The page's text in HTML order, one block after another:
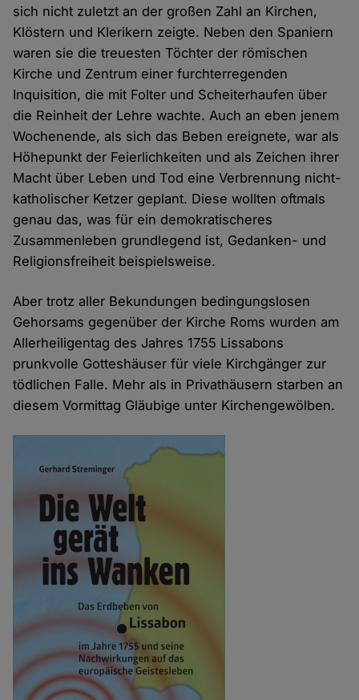
sich nicht zuletzt an der großen Zahl an Kirchen,
Klöstern und Klerikern zeigte. Neben den Spaniern
waren sie die treuesten Töchter der römischen
Kirche und Zentrum einer furchterregenden
Inquisition, die mit Folter und Scheiterhaufen über
die Reinheit der Lehre wachte. Auch an eben jenem
Wochenende, als sich das Beben ereignete, war als
Höhepunkt der Feierlichkeiten und als Zeichen ihrer
Macht über Leben und Tod eine Verbrennung nicht-
katholischer Ketzer geplant. Diese wollten oftmals
genau das, was für ein demokratischeres
Zusammenleben grundlegend ist, Gedanken- und
Religionsfreiheit beispielsweise.
Aber trotz aller Bekundungen bedingungslosen
Gehorsams gegenüber der Kirche Roms wurden am
Allerheiligentag des Jahres 1755 Lissabons
prunkvolle Gotteshäuser für viele Kirchgänger zur
tödlichen Falle. Mehr als in Privathäusern starben an
diesem Vormittag Gläubige unter Kirchengewölben.